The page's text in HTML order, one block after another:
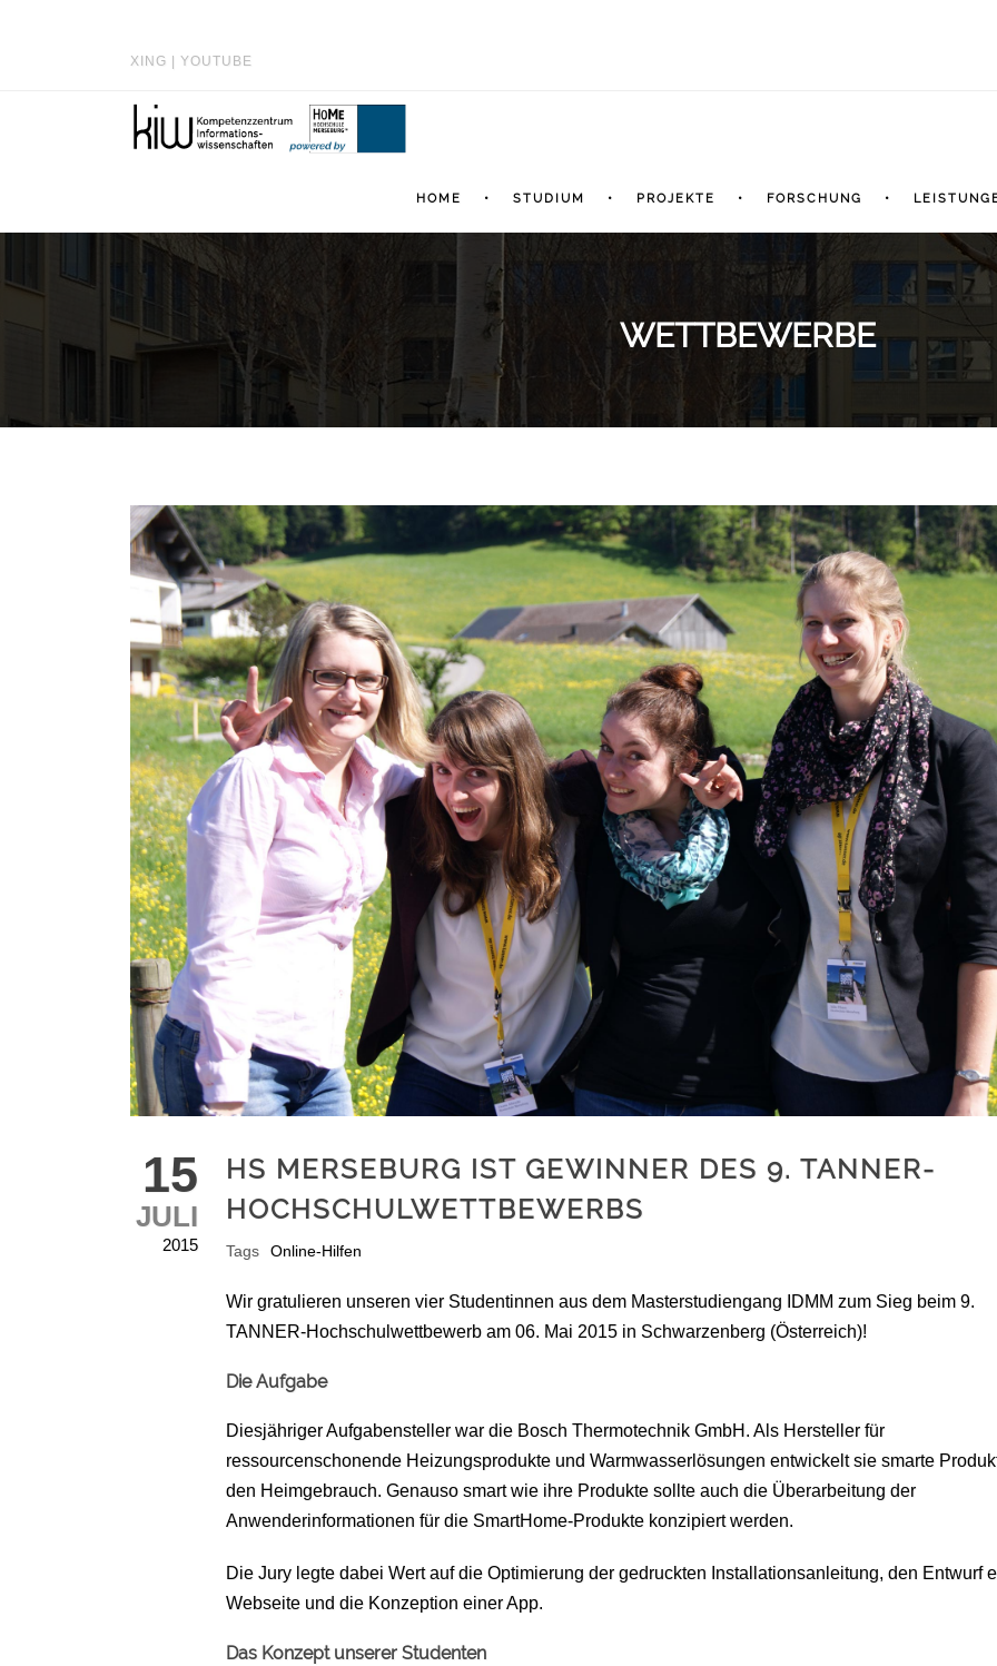
XING YOUTUBE
HOME STUDIUM PROJEKTE FORSCHUNG
WETTBEWERBE
15
JULI
2015
HS MERSEBURG IST GEWINNER DES 9. TANNER-
HOCHSCHULWETTBEWERBS
Tags Online-Hilfen
Wir gratulieren unseren vier Studentinnen aus dem Masterstudiengang IDMM zum Sieg beim 9.
TANNER-Hochschulwettbewerb am 06. Mai 2015 in Schwarzenberg (Österreich)!
Die Aufgabe
Diesjähriger Aufgabensteller war die Bosch Thermotechnik GmbH. Als Hersteller für
ressourcenschonende Heizungsprodukte und Warmwasserlösungen entwickelt sie smarte
den Heimgebrauch. Genauso smart wie ihre Produkte sollte auch die Überarbeitung der
Anwenderinformationen für die SmartHome-Produkte konzipiert werden.
Die Jury legte dabei Wert auf die Optimierung der gedruckten Installationsanleitung, den Entwurf
Webseite und die Konzeption einer App.
Das Konzept unserer Studenten